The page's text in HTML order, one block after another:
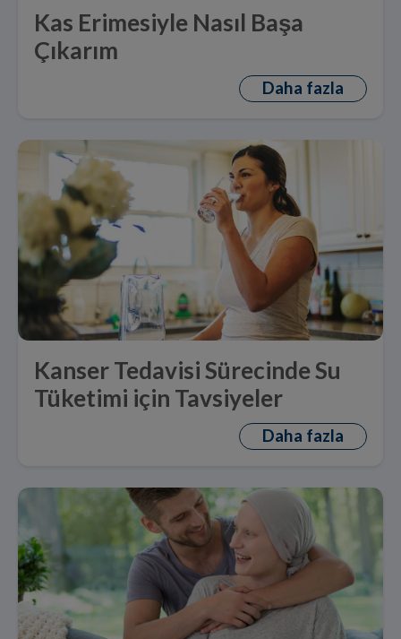
Kas Erimesiyle Nasıl Başa
Çıkarım
Daha fazla
Kanser Tedavisi Sürecinde Su
Tüketimi için Tavsiyeler
Daha fazla